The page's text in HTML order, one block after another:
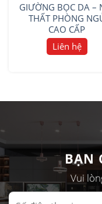
GIƯỜNG BỌC DA –
THẤT PHÒNG
CAO CẤP
Liên hệ
BẠN
Vui